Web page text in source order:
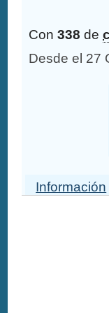
Con338 de
Desde el 27
Información